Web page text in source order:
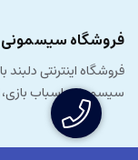
فروشگاه سیسمونی
سیسمونی، اسباب بازی،